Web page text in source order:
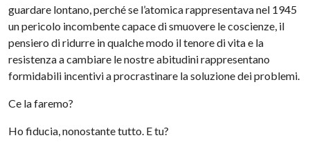
guardare lontano, perché se l’atomica rappresentava nel 1945
un pericolo incombente capace di smuovere le coscienze, il
pensiero di ridurre in qualche modo il tenore di vita e la
resistenza a cambiare le nostre abitudini rappresentano
formidabili incentivi a procrastinare la soluzione dei problemi.
Ce la faremo?
Ho fiducia, nonostante tutto. E tu?